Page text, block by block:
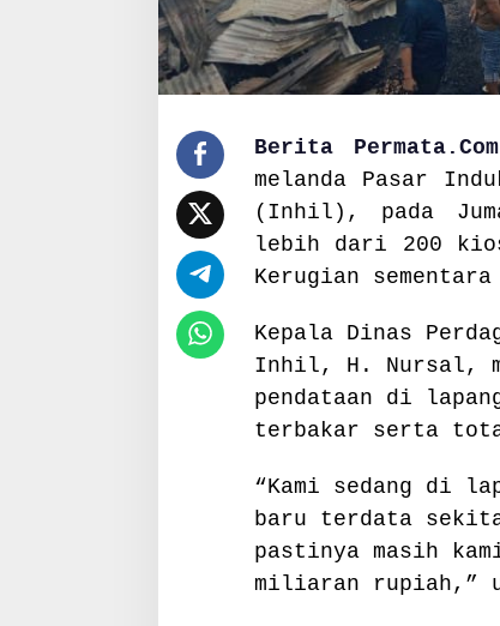
T
e
m
i
a
h
n
K
u
g
i
n
n
c
a
p
Berita
melanda Pasar
(Inhil), pada
lebih dari 200
Kerugian
Kepala Dinas
Inhil, H. Nursal,
pendataan di
terbakar serta
“Kami sedang di
baru terdata
pastinya masih
miliaran rupiah,”